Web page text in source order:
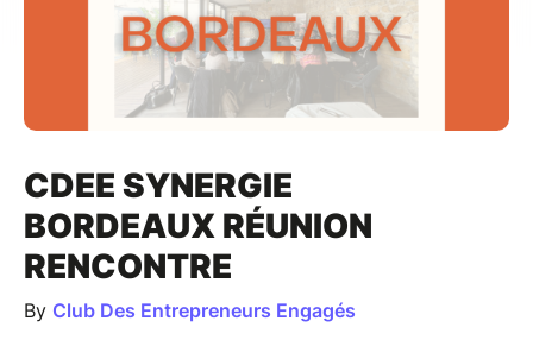
CDEE SYNERGIE
BORDEAUX RÉUNION
RENCONTRE
By Club Des Entrepreneurs Engagés